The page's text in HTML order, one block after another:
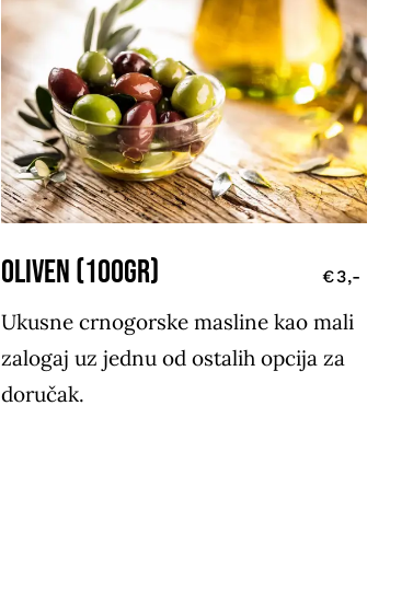
OLIVEN (100gr) €3,-
Ukusne crnogorske masline kao mali
zalogaj uz jednu od ostalih opcija za
doručak.